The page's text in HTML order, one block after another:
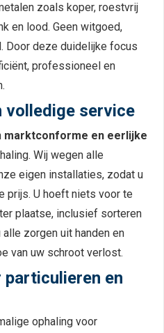
zoals koper, roestvrij
en lood. Geen witgoed,
Door deze duidelijke focus
professioneel en
volledige service
marktconforme en eerlijke
Wij wegen alle
eigen installaties, zodat u
prijs. U hoeft niets voor te
plaatse, inclusief sorteren
zorgen uit handen en
van uw schroot verlost.
particulieren en
ophaling voor